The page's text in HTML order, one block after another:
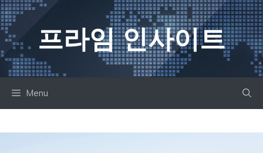
컨
텐
츠
로
건
프라임 인사이트
Menu